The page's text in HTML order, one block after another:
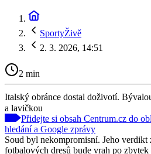
SportyŽivě
2. 3. 2026, 14:51
2 min
Italský obránce dostal doživotí.
a lavičkou
Přidejte si obsah Centrum.cz do
hledání a Google zprávy
Soud byl nekompromisní. Jeho verdikt
fotbalových dresů bude vrah po